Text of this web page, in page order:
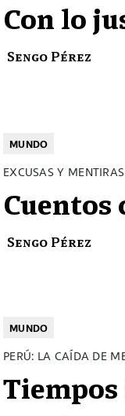
Con lo
Sengo Pérez
MUNDO
EXCUSAS Y
Cuentos
Sengo Pérez
MUNDO
PERÚ: LA CAÍDA DE